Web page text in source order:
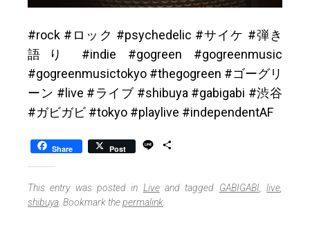
#rock #ロック #psychedelic #サイケ #弾き
語り #indie #gogreen #gogreenmusic
#gogreenmusictokyo #thegogreen #ゴーグリ
ーン #live #ライブ #shibuya #gabigabi #渋谷
#ガビガビ #tokyo #playlive #independentAF
Share Post
e
r
This entry was posted in Liveand tagged GABIGABI ,live
shibuya . Bookmark thepermalink